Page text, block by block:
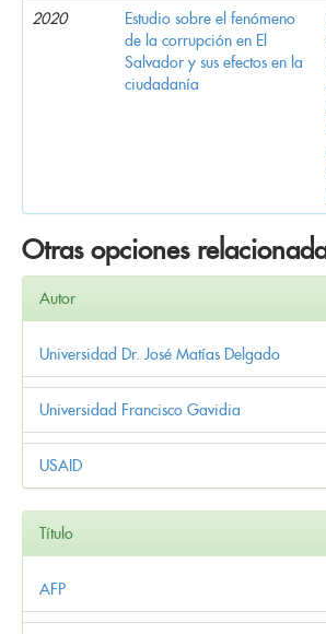
2020
Estudio sobre el fenómeno
de la corrupción en El
Salvador y sus efectos en la
ciudadanía
Otras opciones
Autor
Universidad Dr. José Matías Delgado
Universidad Francisco Gavidia
USAID
Título
AFP